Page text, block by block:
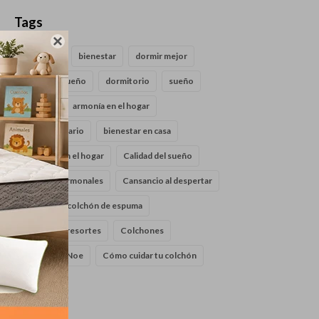

Tags
descanso bienestar dormir mejor
calidad de sueño dormitorio sueño
armonia armonía en el hogar
Bienestar diario bienestar en casa
bienestar en el hogar Calidad del sueño
cambios hormonales Cansancio al despertar
cloudy colchón de espuma
colchón de resortes Colchones
Colchones Noe Cómo cuidar tu colchón